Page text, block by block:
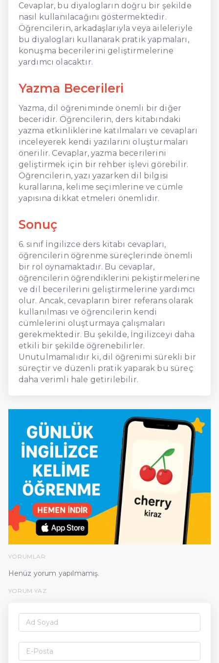
Cevaplar, bu diyalogların doğru bir şekilde
nasıl kullanılacağını göstermektedir.
Öğrencilerin, arkadaşlarıyla veya aileleriyle
bu diyalogları kullanarak pratik yapmaları,
konuşma becerilerini geliştirmelerine
yardımcı olacaktır.
Yazma Becerileri
Yazma, dil öğreniminde önemli bir diğer
beceridir. Öğrencilerin, ders kitabındaki
yazma etkinliklerine katılmaları ve cevapları
inceleyerek kendi yazılarını oluşturmaları
önerilir. Cevaplar, yazma becerilerini
geliştirmek için bir rehber işlevi görebilir.
Öğrencilerin, yazı yazarken dil bilgisi
kurallarına, kelime seçimlerine ve cümle
yapısına dikkat etmeleri önemlidir.
Sonuç
6. sınıf İngilizce ders kitabı cevapları,
öğrencilerin öğrenme süreçlerinde önemli
bir rol oynamaktadır. Bu cevaplar,
öğrencilerin öğrendiklerini pekiştirmelerine
ve dil becerilerini geliştirmelerine yardımcı
olur. Ancak, cevapların birer referans olarak
kullanılması ve öğrencilerin kendi
cümlelerini oluşturmaya çalışmaları
gerekmektedir. Bu şekilde, İngilizceyi daha
etkili bir şekilde öğrenebilirler.
Unutulmamalıdır ki, dil öğrenimi sürekli bir
süreçtir ve düzenli pratik yaparak bu süreç
daha verimli hale getirilebilir.
YORUMLAR
Henüz yorum yapılmamış.
YORUM YAZ